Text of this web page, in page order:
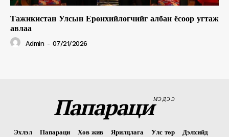
Тажикистан Улсын Ерөнхийлөгчийг албан ёсоор угтаж
авлаа
Admin - 07/21/2026
ПапарациМЭДЭЭ
Эхлэл Папараци Хов жив Ярилцлага Улс төр
Дэлхийд